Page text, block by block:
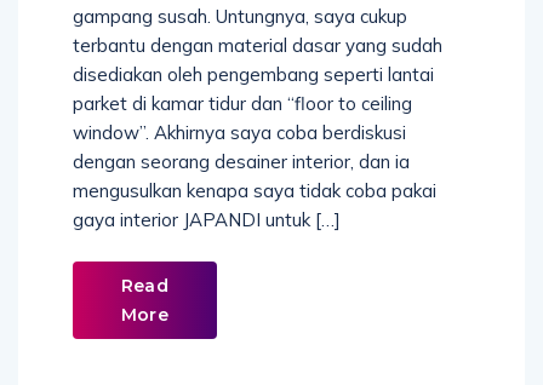
gampang susah. Untungnya, saya cukup
terbantu dengan material dasar yang sudah
disediakan oleh pengembang seperti lantai
parket di kamar tidur dan “floor to ceiling
window”. Akhirnya saya coba berdiskusi
dengan seorang desainer interior, dan ia
mengusulkan kenapa saya tidak coba pakai
gaya interior JAPANDI untuk […]
Read
More